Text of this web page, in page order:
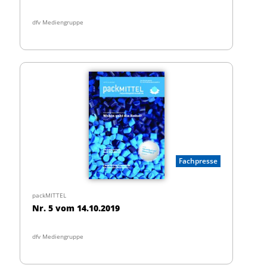
dfv Mediengruppe
Fachpresse
packMITTEL
Nr. 5 vom 14.10.2019
dfv Mediengruppe